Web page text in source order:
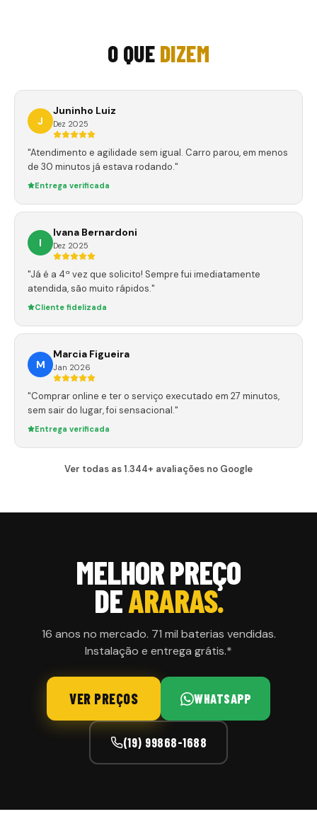
O QUE DIZEM
J
Juninho Luiz
Dez 2025
"Atendimento e agilidade sem igual. Carro parou, em menos
de 30 minutos já estava rodando."
Entrega verificada
I
Ivana Bernardoni
Dez 2025
"Já é a 4ª vez que solicito! Sempre fui imediatamente
atendida, são muito rápidos."
Cliente fidelizada
M
Marcia Figueira
Jan 2026
"Comprar online e ter o serviço executado em 27 minutos,
sem sair do lugar, foi sensacional."
Entrega verificada
Ver todas as 1.344+ avaliações no Google
MELHOR PREÇO
DEARARAS.
16 anos no mercado. 71 mil baterias vendidas.
Instalação e entrega grátis.*
VER PREÇOS WHATSAPP
(19) 99868-1688